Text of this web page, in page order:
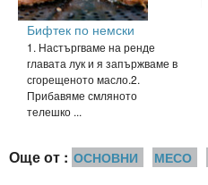
Бифтек по немски
1. Настъргваме на ренде
главата лук и я запържваме в
сгорещеното масло.2.
Прибавяме смляното
телешко ...
Още от : ОСНОВНИ МЕСО